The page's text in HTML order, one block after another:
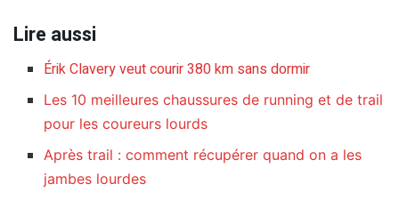
Lire aussi
Érik Clavery veut courir 380 km sans dormir
Les 10 meilleures chaussures de running et de trail
pour les coureurs lourds
Après trail : comment récupérer quand on a les
jambes lourdes